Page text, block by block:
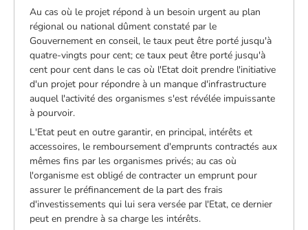
Au cas où le projet répond à un besoin urgent au plan
régional ou national dûment constaté par le
Gouvernement en conseil, le taux peut être porté jusqu'à
quatre-vingts pour cent; ce taux peut être porté jusqu'à
cent pour cent dans le cas où l'Etat doit prendre l'initiative
d'un projet pour répondre à un manque d'infrastructure
auquel l'activité des organismes s'est révélée impuissante
à pourvoir.
L'Etat peut en outre garantir, en principal, intérêts et
accessoires, le remboursement d'emprunts contractés aux
mêmes fins par les organismes privés; au cas où
l'organisme est obligé de contracter un emprunt pour
assurer le préfinancement de la part des frais
d'investissements qui lui sera versée par l'Etat, ce dernier
peut en prendre à sa charge les intérêts.